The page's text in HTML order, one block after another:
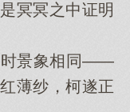
冥冥之中证明
景象相同——
薄纱，柯遂正